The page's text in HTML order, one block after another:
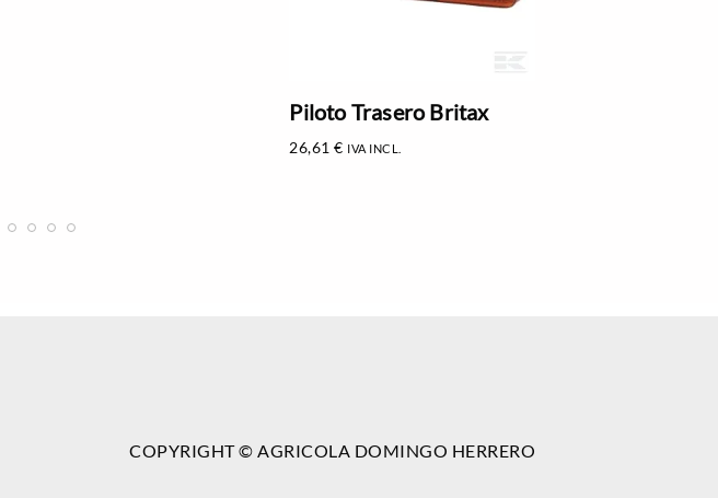
Piloto Trasero Britax
26,61€ IVA INCL.
COPYRIGHT © AGRICOLA DOMINGO HERRERO